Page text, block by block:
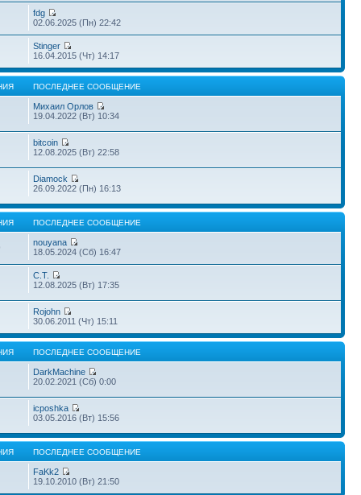
fdg
02.06.2025 (Пн) 22:42
Stinger
16.04.2015 (Чт) 14:17
ПОСЛЕДНЕЕ СООБЩЕНИЕ
Михаил Орлов
19.04.2022 (Вт) 10:34
bitcoin
12.08.2025 (Вт) 22:58
Diamock
26.09.2022 (Пн) 16:13
ПОСЛЕДНЕЕ СООБЩЕНИЕ
nouyana
18.05.2024 (Сб) 16:47
С.Т.
12.08.2025 (Вт) 17:35
Rojohn
30.06.2011 (Чт) 15:11
ПОСЛЕДНЕЕ СООБЩЕНИЕ
DarkMachine
20.02.2021 (Сб) 0:00
icposhka
03.05.2016 (Вт) 15:56
ПОСЛЕДНЕЕ СООБЩЕНИЕ
FaKk2
19.10.2010 (Вт) 21:50